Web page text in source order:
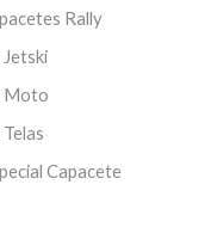
Rally
Moto
Capacete